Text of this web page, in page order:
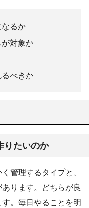
なるか
対象か
べきか
りたいのか
管理するタイプと、
ります。どちらが良
。毎日やることを明